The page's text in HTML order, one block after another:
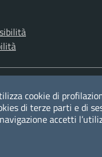
RSS
cookie di
di terze parti e di
accetti